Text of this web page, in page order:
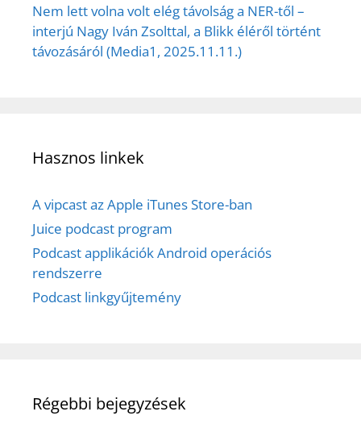
Nem lett volna volt elég távolság a NER-től –
interjú Nagy Iván Zsolttal, a Blikk éléről történt
távozásáról (Media1, 2025.11.11.)
Hasznos linkek
A vipcast az Apple iTunes Store-ban
Juice podcast program
Podcast applikációk Android operációs
rendszerre
Podcast linkgyűjtemény
Régebbi bejegyzések